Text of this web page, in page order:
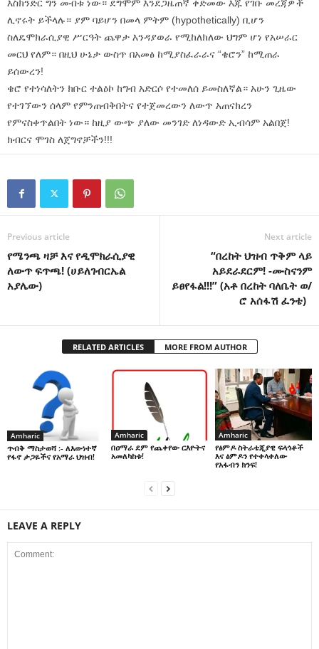
እስክንድር ግን መብቱ ነው። ደግሞም እንደጋዜጠኛ ቀድመው እጁ የገቡ መረጃዎች
ሊኖሩት ይችላሉ። ያም ባይሆን በመላ ምትም (hypothetically) ቢሆን
ስለዴሞክራሲያዊ ሥርዓት ጨዋታ እንዳያወራ የሚከለክለው ህግም ሆነ የአሠራር
መርህ የለም። በዚህ ሁኔታ ውስጥ በአመፅ ከሚያስፈራራና “ቄሮን” ከሚጠራ
ይሰውረን!
ቄሮ የተነሳለትን ክቡር ተልዕኮ ከግብ አድርሶ የተመለሰ ይመስለኛል። አሁን ጊዜው
የተገኘውን ሰላም የምንጠብቅበትና የተጀመረውን ለውጥ አጠናክረን
የምናስቀጥልበት ነው። ከዚያ ውጭ ያለው መንገድ ለነዳውድ ኢብሳም አልበጀ!
ክብርና ሞገስ ለጀግኖቻችን!!!
Previous article
የሜንጫ ዛቻ እና የዲሞክራሲያዊ
ለውጥ ፍጥጫ! (ሀይለገብርኤል
አያሌው)
Next article
“በረከት ህዝብ ጥቅም ላይ
አይደራደርም! -ሙስናንም
ይፀየፋል!!!” (አቶ በረከት ባለቤት ወ/
ሮ አሰፋሽ ፈንቴ)
RELATED ARTICLES MORE FROM AUTHOR
Amharic
ጥብቅ ማስታወሻ :- ለእውነተኛ
የፋኖ ታጋዬችና የአማራ ህዝብ!
Amharic
በዐማራ ደም የጨቀየው ርእዮትና
አመለካከቱ!
Amharic
የፅምዶ ስትራቴጂያዊ ፍላጎቶች
እና ፅምዶን የተቀላቀለው
የአፋብን ክንፍ!
LEAVE A REPLY